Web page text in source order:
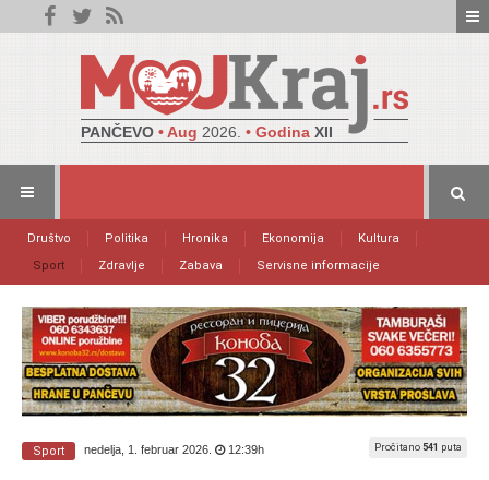
PANČEVO • Aug 2026. • Godina XII
Društvo Politika Hronika Ekonomija
Kultura
Sport
Zdravlje Zabava Servisne informacije
Sport nedelja, 1. februar 2026. 12:39h Pročitano 541 puta